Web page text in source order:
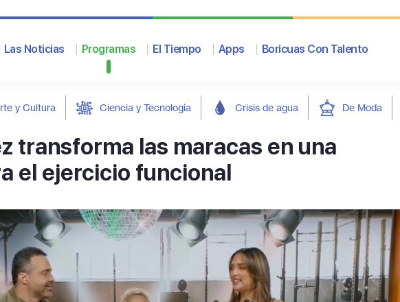
Las Noticias Programas El Tiempo Apps Boricuas Con Talento
y Cultura Ciencia y Tecnología Crisis de agua De Moda
transforma las maracas en una
el ejercicio funcional